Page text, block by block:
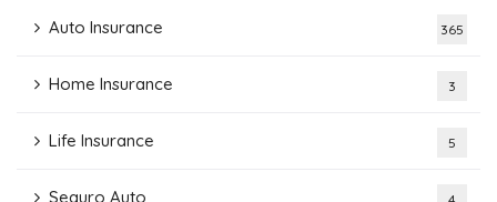
Auto Insurance 365
Home Insurance 3
Life Insurance 5
Seguro Auto